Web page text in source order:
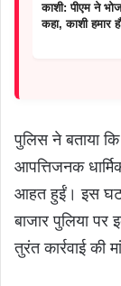
काशी: पीएम ने
कहा, काशी हमार
पुलिस ने बताया
आपत्तिजनक
आहत हुईं। इस
बाजार पुलिया
तुरंत कार्रवाई की